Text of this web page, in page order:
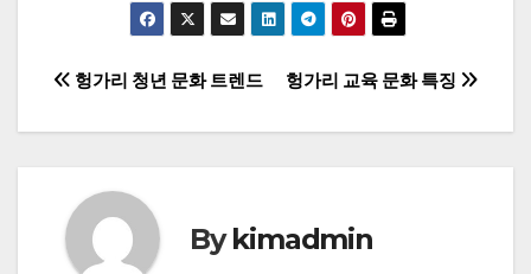
글
탐
헝가리 교육 문화 특징
헝가리 청년 문화 트렌드
Bykimadmin